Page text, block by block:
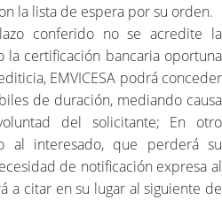
la lista de espera por su orden.
conferido no se acredite la
certificación bancaria oportuna
EMVICESA podrá conceder
de duración, mediando causa
del solicitante; En otro
al interesado, que perderá su
de notificación expresa al
a citar en su lugar al siguiente de